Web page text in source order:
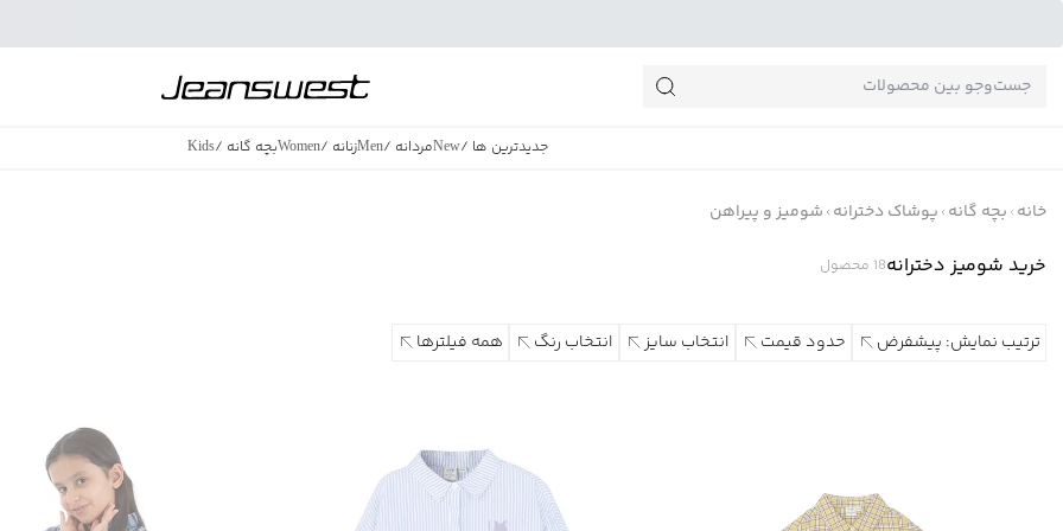
جدیدترین ها /
Newمردانه /
Menزنانه /
Womenبچه گانه /
Kids
خانه بچه گانه پوشاک دخترانه شومیز و پیراهن
خرید شومیز دخترانه18 محصول
ترتیب نمایش: پیشفرض حدود قیمت انتخاب سایز انتخاب رنگ همه فیلترها